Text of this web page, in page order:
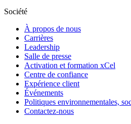
Société
À propos de nous
Carrières
Leadership
Salle de presse
Activation et formation xCel
Centre de confiance
Expérience client
Événements
Politiques environnementales,
Contactez-nous